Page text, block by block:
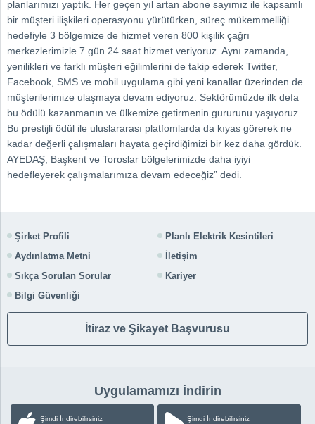
planlarımızı yaptık. Her geçen yıl artan abone sayımız ile kapsamlı
bir müşteri ilişkileri operasyonu yürütürken, süreç mükemmelliği
hedefiyle 3 bölgemize de hizmet veren 800 kişilik çağrı
merkezlerimizle 7 gün 24 saat hizmet veriyoruz. Aynı zamanda,
yenilikleri ve farklı müşteri eğilimlerini de takip ederek Twitter,
Facebook, SMS ve mobil uygulama gibi yeni kanallar üzerinden de
müşterilerimize ulaşmaya devam ediyoruz. Sektörümüzde ilk defa
bu ödülü kazanmanın ve ülkemize getirmenin gururunu yaşıyoruz.
Bu prestijli ödül ile uluslararası platfomlarda da kıyas görerek ne
kadar değerli çalışmaları hayata geçirdiğimizi bir kez daha gördük.
AYEDAŞ, Başkent ve Toroslar bölgelerimizde daha iyiyi
hedefleyerek çalışmalarımıza devam edeceğiz” dedi.
Şirket Profili
Planlı Elektrik Kesintileri
Aydınlatma Metni
İletişim
Sıkça Sorulan Sorular
Kariyer
Bilgi Güvenliği
İtiraz ve Şikayet Başvurusu
Uygulamamızı İndirin
Şimdi İndirebilirsiniz Şimdi İndirebilirsiniz